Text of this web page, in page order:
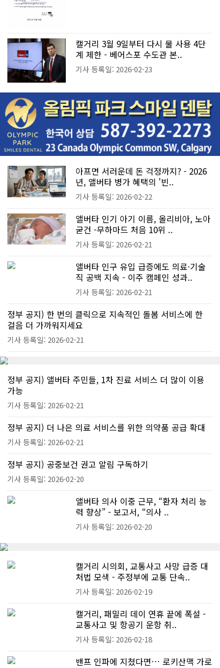
캘거리 3월 9일부터 다시 물 사용 4단
계 제한 - 베어스포 수도관 본..
기사 등록일: 2026-02-23
아프면 서러운데 돈 걱정까지? - 2026
년, 앨버타 병가 혜택의 '빈..
기사 등록일: 2026-02-22
앨버타 인기 아기 이름, 올리비아, 노아
굳건 -무하마드 처음 10위 ..
기사 등록일: 2026-02-21
앨버타 인구 유입 급증에도 의료·기술
직 공백 지속 - 이주 캠페인 성과..
기사 등록일: 2026-02-21
정부 공지) 한 번의 클릭으로 지속적인 돌봄 서비스에 한
걸음 더 가까워지세요
기사 등록일: 2026-02-21
정부 공지) 앨버타 주민들, 1차 진료 서비스 더 많이 이용
가능
기사 등록일: 2026-02-21
정부 공지) 더 나은 의료 서비스를 위한 의약품 공급 확대
기사 등록일: 2026-02-21
정부 공지) 공중보건 권고 알림 구독하기
기사 등록일: 2026-02-20
앨버타 의사 이중 근무, “환자 처리 능
력 향상” - 보고서, “의사 ..
기사 등록일: 2026-02-20
캘거리 시의회, 교통사고 사망 급증 대
처법 모색 - 주정부에 교통 단속..
기사 등록일: 2026-02-19
캘거리, 패밀리 데이 연휴 끝에 폭설 -
교통사고 및 항공기 운항 취..
기사 등록일: 2026-02-18
밴프 인파에 지쳤다면… 로키산맥 가로